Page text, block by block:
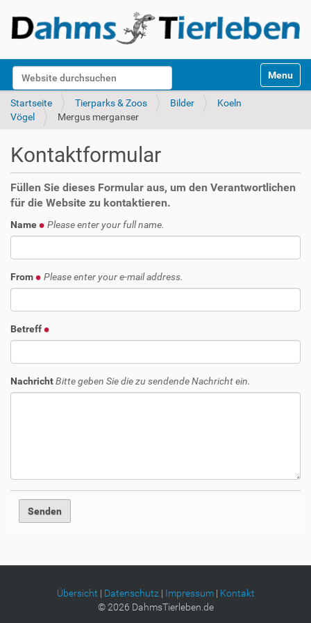
Website durchsuchen
k
Toggle
Startseite Tierparks & Zoos Bilder
Koeln
Vögel
Mergus merganser
Kontaktformular
Füllen Sie dieses Formular aus, um den Verantwortlichen
für die Website zu kontaktieren.
Name Please enter your full name.
From Please enter your e-mail address.
Betreff
NachrichtBitte geben Sie die zu sendende Nachricht ein.
Übersicht | Datenschutz| Impressum| Kontakt
©2026 DahmsTierleben.de